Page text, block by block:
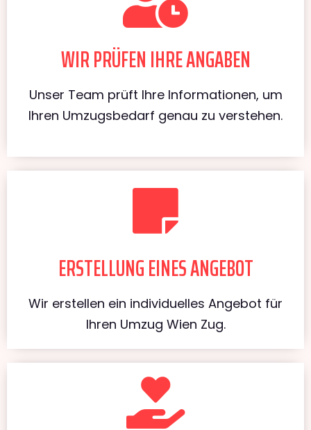
WIR PRÜFEN IHRE ANGABEN
Unser Team prüft Ihre Informationen, um
Ihren Umzugsbedarf genau zu verstehen.
ERSTELLUNG EINES ANGEBOT
Wir erstellen ein individuelles Angebot für
Ihren Umzug Wien Zug.